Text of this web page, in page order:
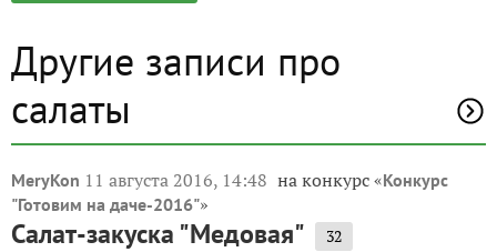
Другие записи про
салаты
MeryKon 11 августа 2016, 14:48 на конкурс «Конкурс
"Готовим на даче-2016"»
Салат-закуска "Медовая" 32